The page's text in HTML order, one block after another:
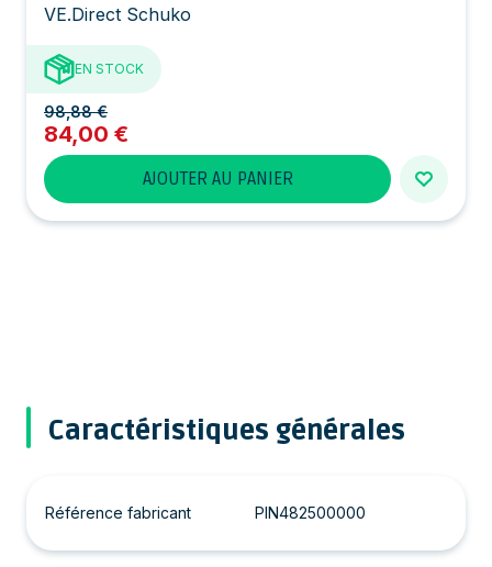
VE.Direct Schuko
EN STOCK
98,88 €
84,00 €
AJOUTER AU PANIER
Caractéristiques générales
Référence fabricant PIN482500000